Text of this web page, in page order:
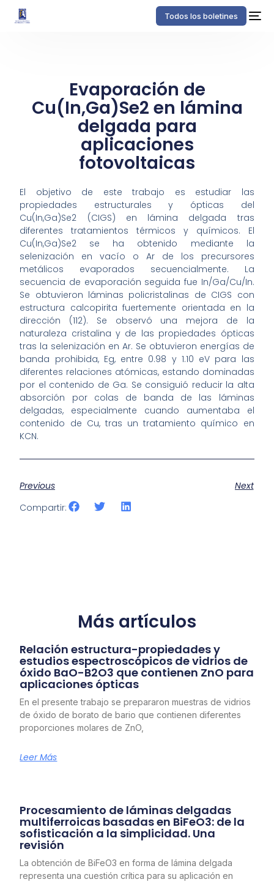
Todos los boletines
Evaporación de
Cu(In,Ga)Se2 en lámina
delgada para
aplicaciones
fotovoltaicas
El objetivo de este trabajo es estudiar las
propiedades estructurales y ópticas del
Cu(In,Ga)Se2 (CIGS) en lámina delgada tras
diferentes tratamientos térmicos y químicos. El
Cu(In,Ga)Se2 se ha obtenido mediante la
selenización en vacío o Ar de los precursores
metálicos evaporados secuencialmente. La
secuencia de evaporación seguida fue In/Ga/Cu/In.
Se obtuvieron láminas policristalinas de CIGS con
estructura calcopirita fuertemente orientada en la
dirección (112). Se observó una mejora de la
naturaleza cristalina y de las propiedades ópticas
tras la selenización en Ar. Se obtuvieron energías de
banda prohibida, Eg, entre 0.98 y 1.10 eV para las
diferentes relaciones atómicas, estando dominadas
por el contenido de Ga. Se consiguió reducir la alta
absorción por colas de banda de las láminas
delgadas, especialmente cuando aumentaba el
contenido de Cu, tras un tratamiento químico en
KCN.
Previous
Next
Compartir:
Más artículos
Relación estructura-propiedades y
estudios espectroscópicos de vidrios de
óxido BaO-B2O3 que contienen ZnO para
aplicaciones ópticas
En el presente trabajo se prepararon muestras de vidrios
de óxido de borato de bario que contienen diferentes
proporciones molares de ZnO,
Leer Más
Procesamiento de láminas delgadas
multiferroicas basadas en BiFeO3: de la
sofisticación a la simplicidad. Una
revisión
La obtención de BiFeO3 en forma de lámina delgada
representa una cuestión crítica para su aplicación en